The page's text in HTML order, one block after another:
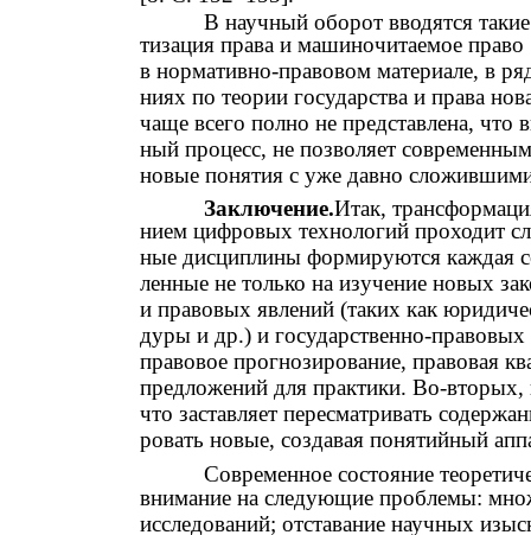
В научный оборот вводятся
тизация права и машиночитаемое
в нормативно-правовом материале, в
ниях по теории государства и права
чаще всего полно не представлена, что
ный процесс, не позволяет
новые понятия с уже давно
Заключение.Итак,
нием цифровых технологий проходит
ные дисциплины формируются каждая
ленные не только на изучение новых
и правовых явлений (таких как
дуры и др.) и государственно-
правовое прогнозирование, правовая
предложений для практики. Во-
что заставляет пересматривать
ровать новые, создавая понятийный
Современное состояние
внимание на следующие проблемы:
исследований; отставание научных